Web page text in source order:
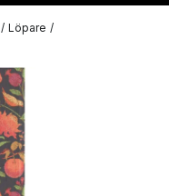
/ Löpare /